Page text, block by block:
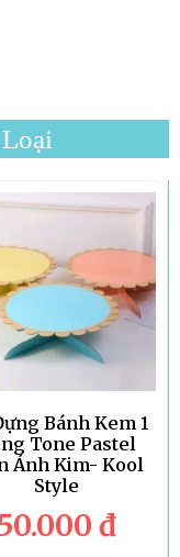
Bánh Kem 1
Tone Pastel
Ánh Kim- Kool
Style
50.000 đ